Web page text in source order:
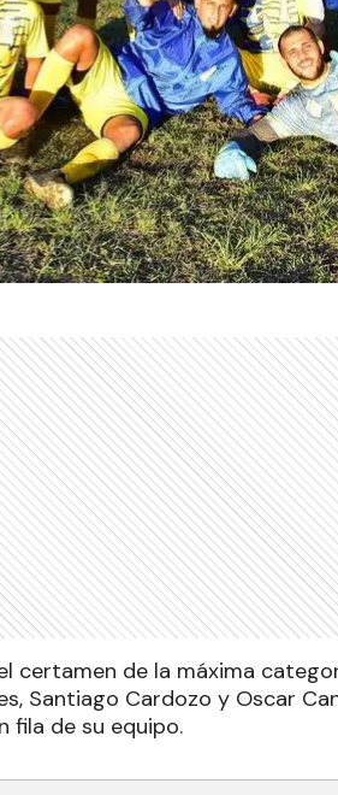
certamen de la máxima
Santiago Cardozo y Oscar
fila de su equipo.